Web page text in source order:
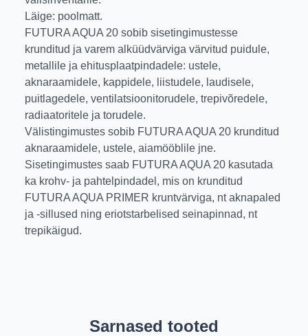
Läige: poolmatt.
FUTURA AQUA 20 sobib sisetingimustesse
krunditud ja varem alküüdvärviga värvitud puidule,
metallile ja ehitusplaatpindadele: ustele,
aknaraamidele, kappidele, liistudele, laudisele,
puitlagedele, ventilatsioonitorudele, trepivõredele,
radiaatoritele ja torudele.
Välistingimustes sobib FUTURA AQUA 20 krunditud
aknaraamidele, ustele, aiamööblile jne.
Sisetingimustes saab FUTURA AQUA 20 kasutada
ka krohv- ja pahtelpindadel, mis on krunditud
FUTURA AQUA PRIMER kruntvärviga, nt aknapaled
ja -sillused ning eriotstarbelised seinapinnad, nt
trepikäigud.
Sarnased tooted